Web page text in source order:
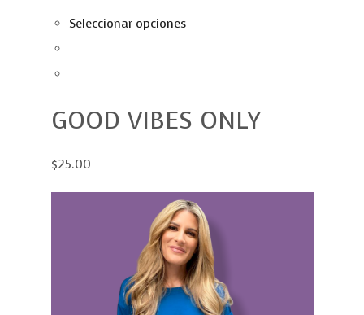
Seleccionar opciones
GOOD VIBES ONLY
$25.00